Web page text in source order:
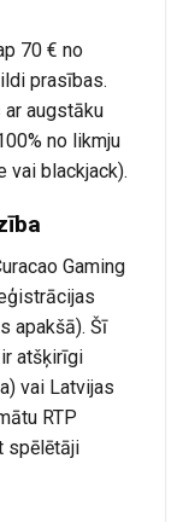
70 € no
prasības.
augstāku
no likmju
vai blackjack).
Gaming
apakšā). Šī
atšķirīgi
vai Latvijas
RTP
spēlētāji